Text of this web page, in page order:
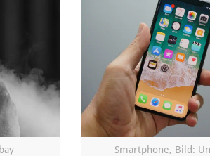
Smartphone, Bild: